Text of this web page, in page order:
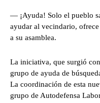
— ¡Ayuda! Solo el pueblo
ayudar al vecindario,
a su asamblea.
La iniciativa, que surgió
grupo de ayuda de
La coordinación de esta
grupo de Autodefensa